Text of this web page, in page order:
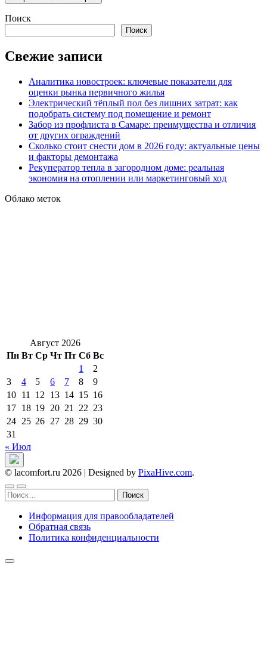
Поиск
Поиск
Свежие записи
Аналитика новостроек: ключевые показатели для
оценки рынка первичного жилья
Электрический тёплый пол без лишних затрат: как
подобрать систему под помещение и ремонт
Забор из профлиста в Самаре: преимущества и отличия
от других ограждений
Сколько стоит снести дом в 2026 году: актуальные цены
и факторы демонтажа
Рекуператор тепла в загородном доме: реальная
экономия на отоплении или маркетинговый ход
Облако меток
Август 2026
Пн Вт Ср Чт Пт Сб Вс
1
2
3
4 5 6 7 8
9
10 11 12 13 14 15 16
17 18 19 20 21 22 23
24 25 26 27 28 29 30
31
« Июл
© lacomfort.ru 2026 | Designed by PixaHive.com.
Найти:
Информация для правообладателей
Обратная связь
Политика конфиденциальности